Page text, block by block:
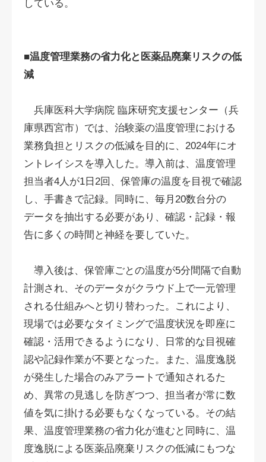
している。
■温度管理業務の省力化と医薬品廃棄リスクの低
減
兵庫医科大学病院 臨床研究支援センター（兵
庫県西宮市）では、治験薬の温度管理における
業務負担とリスクの低減を目的に、2024年にオ
ントレイシスを導入した。導入前は、温度管理
担当者4人が1日2回、保管庫の温度を目視で確認
し、手書きで記録。同時に、毎月20数台分の
データを抽出する必要があり、確認・記録・報
告に多くの時間と神経を要していた。
導入後は、保管庫ごとの温度が5分間隔で自動
計測され、そのデータがクラウド上で一元管理
される仕組みへと切り替わった。これにより、
現場では必要なタイミングで温度状況を即座に
確認・活用できるようになり、日常的な目視確
認や記録作業が不要となった。また、温度逸脱
が発生した場合のみアラートで通知されるた
め、異常の見逃しを防ぎつつ、担当者が常に数
値を気に掛ける必要もなくなっている。その結
果、温度管理業務の省力化が進むと同時に、温
度逸脱による医薬品廃棄リスクの低減にもつな